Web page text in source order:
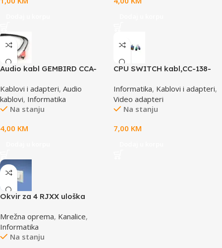
Audio kabl GEMBIRD CCA-
phono, 1,5m
Kablovi i adapteri, Audio
kablovi, Informatika
Na stanju
4,00 KM
CPU SWITCH kabl,CC-138-
Informatika, Kablovi i adapteri,
Video adapteri
Na stanju
7,00 KM
Okvir za 4 RJXX uloška
Mrežna oprema, Kanalice,
Informatika
Na stanju